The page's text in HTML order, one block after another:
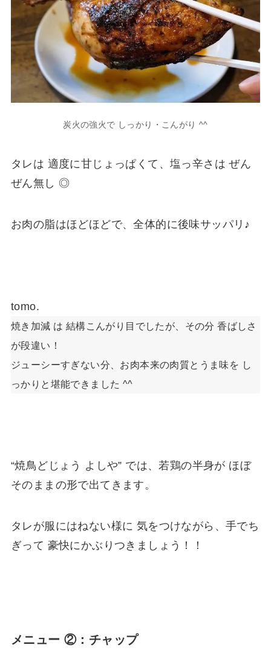
炭火の強火で しっかり・こんがり ^^
タレは 適度に甘じょっぱくて、塩っ辛さは ぜん
ぜん無し ◎
お肉の脂はほどほどで、全体的に後味サッパリ♪
tomo.
焼き加減 は 結構こんがり目でしたが、その分 香ばしさ
が段違い！
ジューシーすぎない分、お肉本来の肉質とうま味を し
っかりと堪能できました ^^
“焼鳥どじょう よしや” では、若鶏の半身が ほぼ
そのままの形で出てきます。
タレが服にはねない様に 気をつけながら、手でち
ぎって 豪快にかぶりつきましょう！！
メニュー ②：チャップ